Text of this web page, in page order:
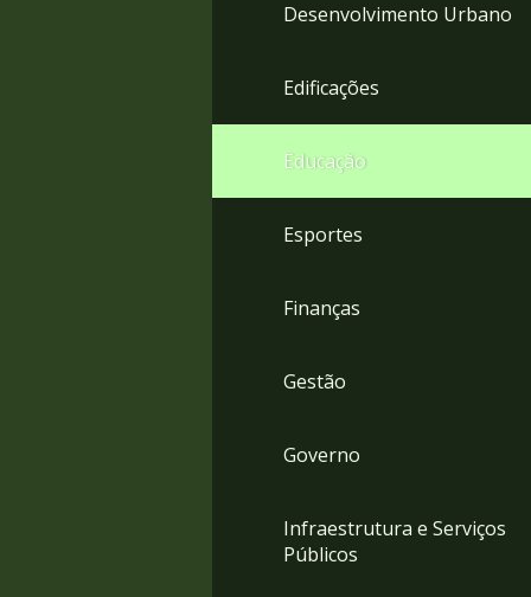
Desenvolvimento Urbano
Edificações
Educação
Esportes
Finanças
Gestão
Governo
Infraestrutura e Serviços
Públicos